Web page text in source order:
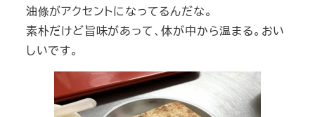
油條がアクセントになってるんだな。
素朴だけど旨味があって、体が中から温まる。おい
しいです。